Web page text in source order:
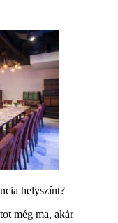
helyszínt?
még ma, akár